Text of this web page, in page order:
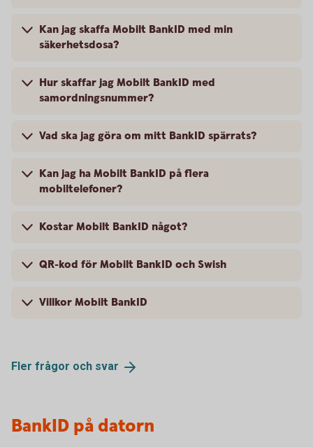
Kan jag skaffa Mobilt BankID med min
säkerhetsdosa?
Hur skaffar jag Mobilt BankID med
samordningsnummer?
Vad ska jag göra om mitt BankID spärrats?
Kan jag ha Mobilt BankID på flera
mobiltelefoner?
Kostar Mobilt BankID något?
QR-kod för Mobilt BankID och Swish
Villkor Mobilt BankID
Fler frågor och svar
BankID på datorn